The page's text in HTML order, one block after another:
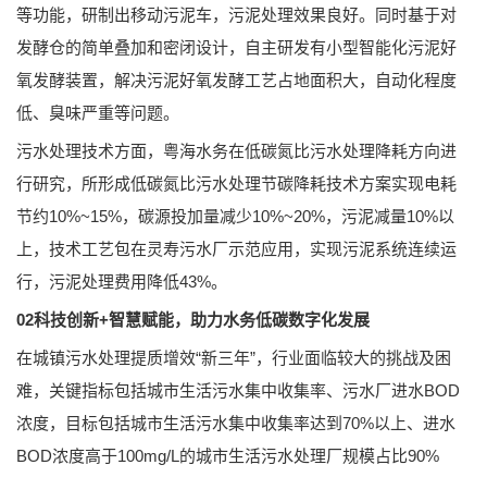
等功能，研制出移动污泥车，污泥处理效果良好。同时基于对
发酵仓的简单叠加和密闭设计，自主研发有小型智能化污泥好
氧发酵装置，解决污泥好氧发酵工艺占地面积大，自动化程度
低、臭味严重等问题。
污水处理技术方面，粤海水务在低碳氮比污水处理降耗方向进
行研究，所形成低碳氮比污水处理节碳降耗技术方案实现电耗
节约10%~15%，碳源投加量减少10%~20%，污泥减量10%以
上，技术工艺包在灵寿污水厂示范应用，实现污泥系统连续运
行，污泥处理费用降低43%。
02科技创新+智慧赋能，助力水务低碳数字化发展
在城镇污水处理提质增效“新三年”，行业面临较大的挑战及困
难，关键指标包括城市生活污水集中收集率、污水厂进水BOD
浓度，目标包括城市生活污水集中收集率达到70%以上、进水
BOD浓度高于100mg/L的城市生活污水处理厂规模占比90%